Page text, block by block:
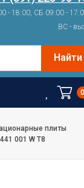
- 18:00, СБ 09:00 -
ВС -
Найти
плиты
001 W Т8